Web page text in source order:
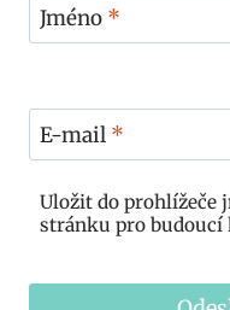
Jméno *
E-mail *
Uložit do prohlížeče
stránku pro budoucí